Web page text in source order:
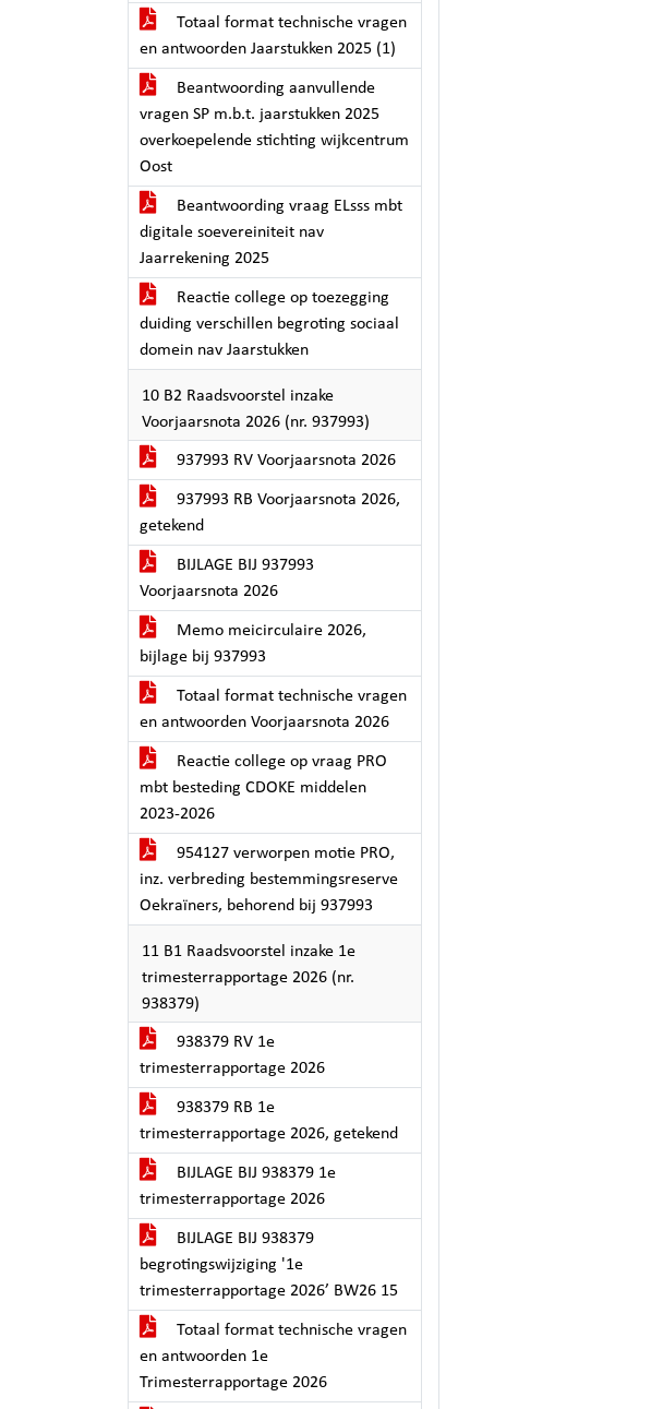
Totaal format technische vragen
en antwoorden Jaarstukken 2025 (1)
Beantwoording aanvullende
vragen SP m.b.t. jaarstukken 2025
overkoepelende stichting wijkcentrum
Oost
Beantwoording vraag ELsss mbt
digitale soevereiniteit nav
Jaarrekening 2025
Reactie college op toezegging
duiding verschillen begroting sociaal
domein nav Jaarstukken
10 B2 Raadsvoorstel inzake
Voorjaarsnota 2026 (nr. 937993)
937993 RV Voorjaarsnota 2026
937993 RB Voorjaarsnota 2026,
getekend
BIJLAGE BIJ 937993
Voorjaarsnota 2026
Memo meicirculaire 2026,
bijlage bij 937993
Totaal format technische vragen
en antwoorden Voorjaarsnota 2026
Reactie college op vraag PRO
mbt besteding CDOKE middelen
2023-2026
954127 verworpen motie PRO,
inz. verbreding bestemmingsreserve
Oekraïners, behorend bij 937993
11 B1 Raadsvoorstel inzake 1e
trimesterrapportage 2026 (nr.
938379)
938379 RV 1e
trimesterrapportage 2026
938379 RB 1e
trimesterrapportage 2026, getekend
BIJLAGE BIJ 938379 1e
trimesterrapportage 2026
BIJLAGE BIJ 938379
begrotingswijziging '1e
trimesterrapportage 2026’ BW26 15
Totaal format technische vragen
en antwoorden 1e
Trimesterrapportage 2026